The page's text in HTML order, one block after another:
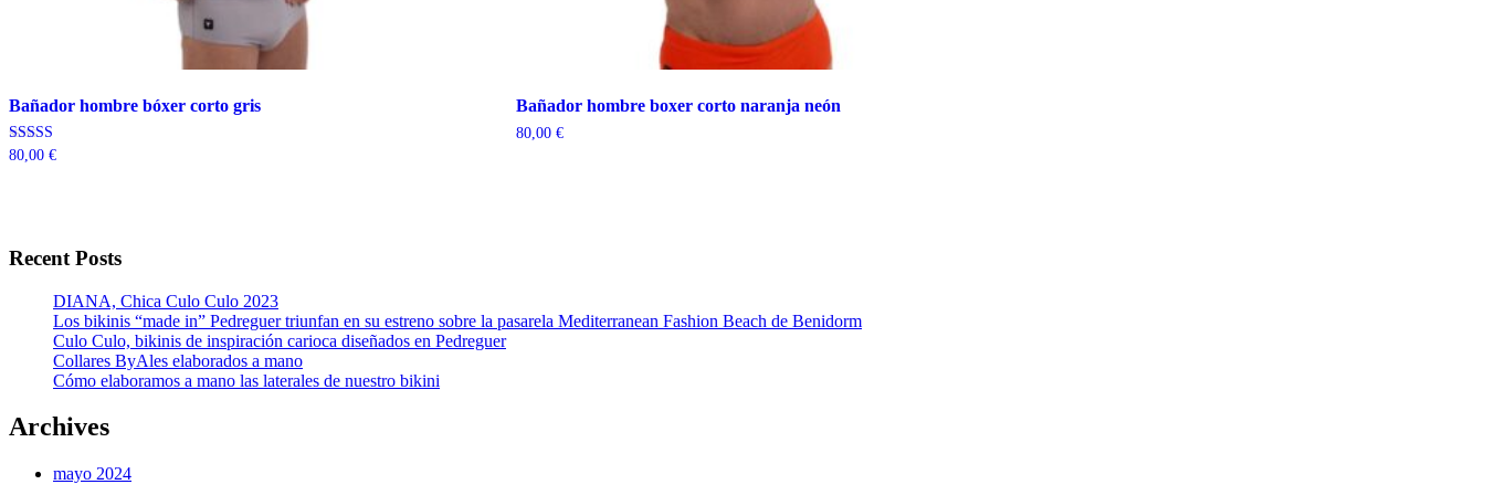
Bañador hombre bóxer corto gris
Valorado con
80,00 €
Bañador hombre boxer corto naranja neón
80,00 €
Recent Posts
DIANA, Chica Culo Culo 2023
Los bikinis “made in” Pedreguer triunfan en su estreno sobre la pasarela Mediterranean Fashion Beach de Benidorm
Culo Culo, bikinis de inspiración carioca diseñados en Pedreguer
Collares ByAles elaborados a mano
Cómo elaboramos a mano las laterales de nuestro bikini
Archives
mayo 2024